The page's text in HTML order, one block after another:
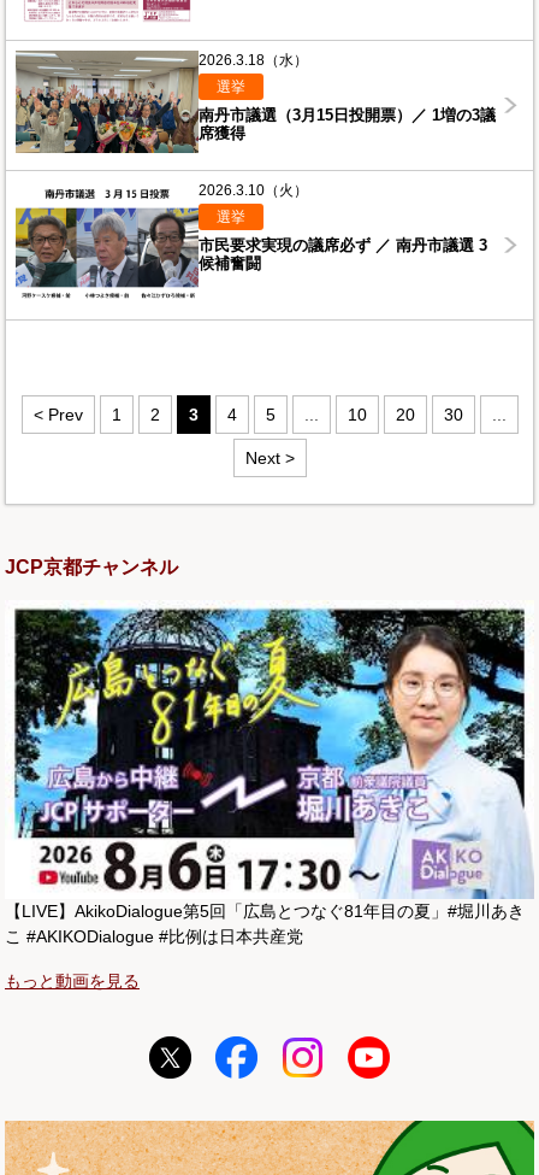
2026.3.18（水）
選挙
南丹市議選（3月15日投開票）／ 1増の3議
席獲得
2026.3.10（火）
選挙
市民要求実現の議席必ず ／ 南丹市議選 3
候補奮闘
< Prev 1 2 3 4 5 10 20 30
Next >
JCP京都チャンネル
【LIVE】AkikoDialogue第5回「広島とつなぐ81年目の夏」#堀川あき
こ #AKIKODialogue #比例は日本共産党
もっと動画を見る